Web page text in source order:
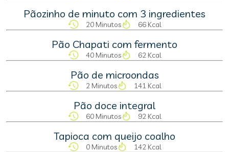
Pãozinho de minuto com 3 ingredientes
20 Minutos 66 Kcal
Pão Chapati com fermento
40 Minutos 62 Kcal
Pão de microondas
2 Minutos 141 Kcal
Pão doce integral
60 Minutos 92 Kcal
Tapioca com queijo coalho
0 Minutos 142 Kcal